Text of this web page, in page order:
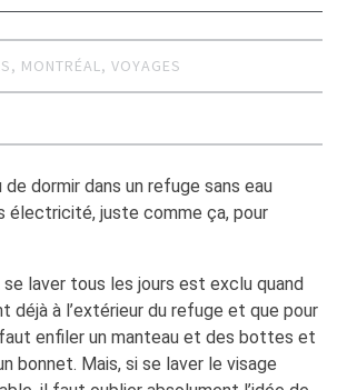
, MONTRÉAL,VOYAGES
de dormir dans un refuge sans eau
électricité, juste comme ça, pour
laver tous les jours est exclu quand
déjà à l’extérieur du refuge et que pour
enfiler un manteau et des bottes et
bonnet. Mais, si se laver le visage